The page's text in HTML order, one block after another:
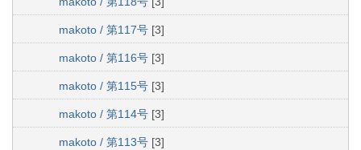
makoto / 第117号 [3]
makoto / 第116号 [3]
makoto / 第115号 [3]
makoto / 第114号 [3]
makoto / 第113号 [3]